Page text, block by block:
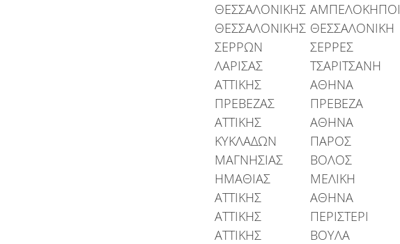
ΘΕΣΣΑΛΟΝΙΚΗΣ ΑΜΠΕΛΟΚΗΠΟΙ
ΘΕΣΣΑΛΟΝΙΚΗΣ ΘΕΣΣΑΛΟΝΙΚΗ
ΣΕΡΡΩΝ ΣΕΡΡΕΣ
ΛΑΡΙΣΑΣ ΤΣΑΡΙΤΣΑΝΗ
ΑΤΤΙΚΗΣ ΑΘΗΝΑ
ΠΡΕΒΕΖΑΣ ΠΡΕΒΕΖΑ
ΑΤΤΙΚΗΣ ΑΘΗΝΑ
ΚΥΚΛΑΔΩΝ ΠΑΡΟΣ
ΜΑΓΝΗΣΙΑΣ ΒΟΛΟΣ
ΗΜΑΘΙΑΣ ΜΕΛΙΚΗ
ΑΤΤΙΚΗΣ ΑΘΗΝΑ
ΑΤΤΙΚΗΣ ΠΕΡΙΣΤΕΡΙ
ΑΤΤΙΚΗΣ ΒΟΥΛΑ